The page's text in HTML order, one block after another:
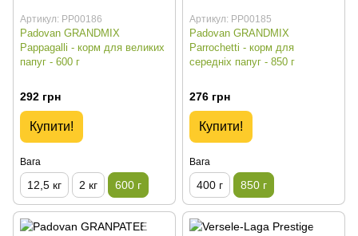
Артикул: PP00186
Padovan GRANDMIX
Pappagalli - корм для великих
папуг - 600 г
292 грн
Купити!
Вага
12,5 кг 2 кг 600 г
Артикул: PP00185
Padovan GRANDMIX
Parrochetti - корм для
середніх папуг - 850 г
276 грн
Купити!
Вага
400 г 850 г